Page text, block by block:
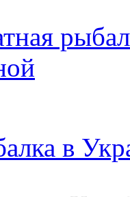
в